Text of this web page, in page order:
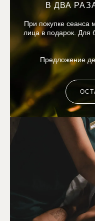
В ДВА
При покупке
лица в подарок. Для
Предложение